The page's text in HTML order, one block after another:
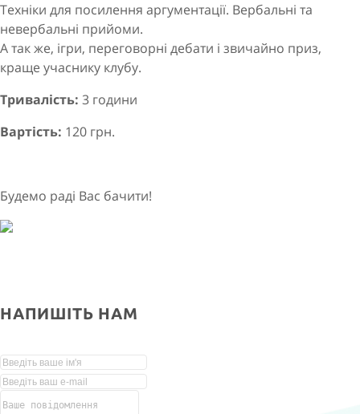
Техніки для посилення аргументації. Вербальні та
невербальні прийоми.
А так же, ігри, переговорні дебати і звичайно приз,
краще учаснику клубу.
Тривалість: 3 години
Вартість: 120 грн.
Будемо раді Вас бачити!
НАПИШІТЬ НАМ